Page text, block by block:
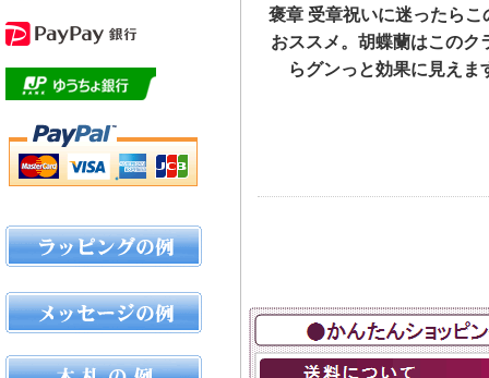
褒章 受章祝いに迷ったらこ
おススメ。胡蝶蘭はこのク
らグンっと効果に見えま